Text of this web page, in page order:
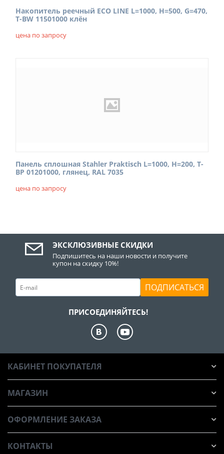
Накопитель реечный ECO LINE L=1000, Н=500, G=470,
T-BW 11501000 клён
цена по запросу
Панель сплошная Stahler Praktisch L=1000, H=200, T-
BP 01201000, глянец, RAL 7035
цена по запросу
ЭКСКЛЮЗИВНЫЕ СКИДКИ
Подпишитесь на наши новости и получите
купон на скидку 10%!
ПОДПИСАТЬСЯ
ПРИСОЕДИНЯЙТЕСЬ!
КАБИНЕТ ПОКУПАТЕЛЯ
МАГАЗИН
ОФОРМЛЕНИЕ ЗАКАЗА
КОНТАКТЫ